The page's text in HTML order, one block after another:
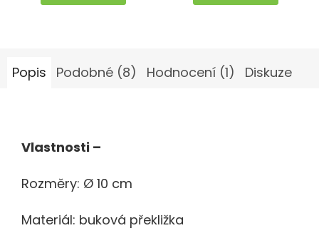
Popis Podobné (8) Hodnocení (1) Diskuze
Vlastnosti –
Rozměry: Ø 10 cm
Materiál: buková překližka